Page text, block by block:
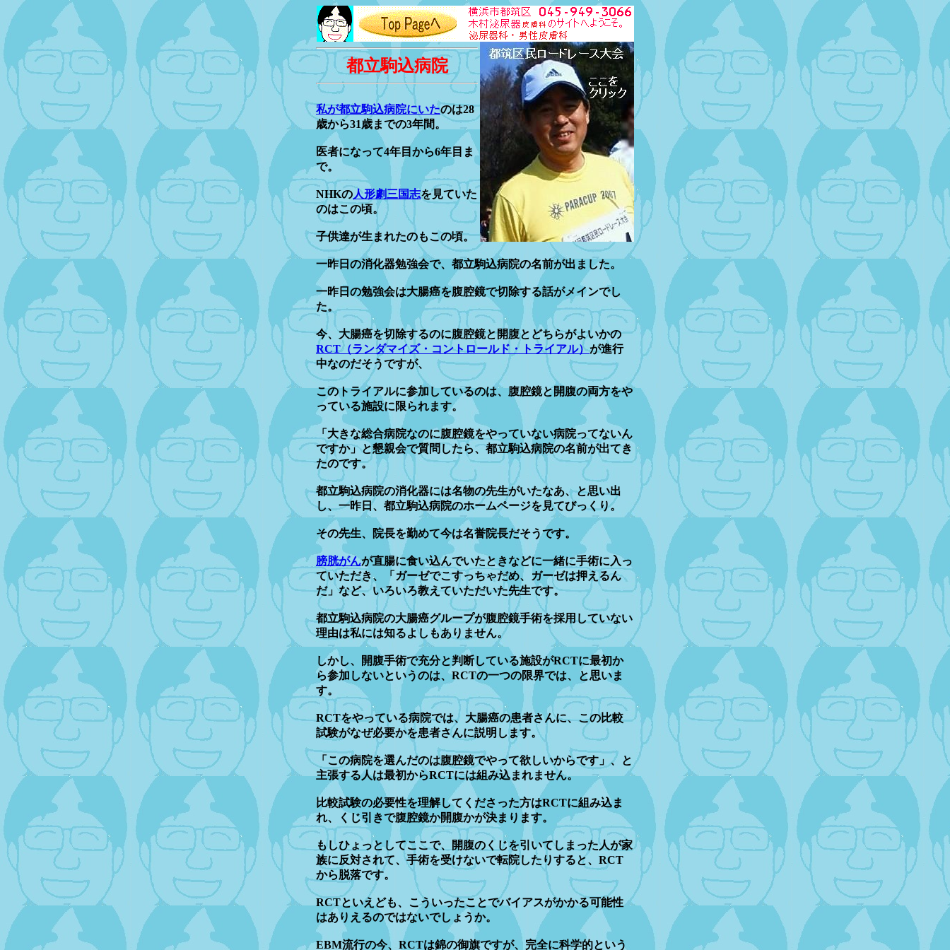
都立駒込病院
私が都立駒込病院にいたのは28
歳から31歳までの3年間。
医者になって4年目から6年目ま
で。
NHKの人形劇三国志を見ていた
のはこの頃。
子供達が生まれたのもこの頃。
一昨日の消化器勉強会で、都立駒込病院の名前が出ました。
一昨日の勉強会は大腸癌を腹腔鏡で切除する話がメインでし
た。
今、大腸癌を切除するのに腹腔鏡と開腹とどちらがよいかの
RCT（ランダマイズ・コントロールド・トライアル）が進行
中なのだそうですが、
このトライアルに参加しているのは、腹腔鏡と開腹の両方をや
っている施設に限られます。
「大きな総合病院なのに腹腔鏡をやっていない病院ってないん
ですか」と懇親会で質問したら、都立駒込病院の名前が出てき
たのです。
都立駒込病院の消化器には名物の先生がいたなあ、と思い出
し、一昨日、都立駒込病院のホームページを見てびっくり。
その先生、院長を勤めて今は名誉院長だそうです。
膀胱がんが直腸に食い込んでいたときなどに一緒に手術に入っ
ていただき、「ガーゼでこすっちゃだめ、ガーゼは押えるん
だ」など、いろいろ教えていただいた先生です。
都立駒込病院の大腸癌グループが腹腔鏡手術を採用していない
理由は私には知るよしもありません。
しかし、開腹手術で充分と判断している施設がRCTに最初か
ら参加しないというのは、RCTの一つの限界では、と思いま
す。
RCTをやっている病院では、大腸癌の患者さんに、この比較
試験がなぜ必要かを患者さんに説明します。
「この病院を選んだのは腹腔鏡でやって欲しいからです」、と
主張する人は最初からRCTには組み込まれません。
比較試験の必要性を理解してくださった方はRCTに組み込ま
れ、くじ引きで腹腔鏡か開腹かが決まります。
もしひょっとしてここで、開腹のくじを引いてしまった人が家
族に反対されて、手術を受けないで転院したりすると、RCT
から脱落です。
RCTといえども、こういったことでバイアスがかかる可能性
はありえるのではないでしょうか。
EBM流行の今、RCTは錦の御旗ですが、完全に科学的という